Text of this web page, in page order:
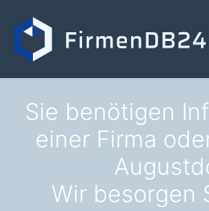
Sie benötigen
einer Firma
Wir besorgen